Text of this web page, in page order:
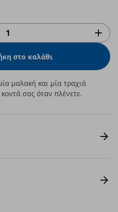
στο καλάθι
μαλακή και μία τραχιά
σας όταν πλένετε.